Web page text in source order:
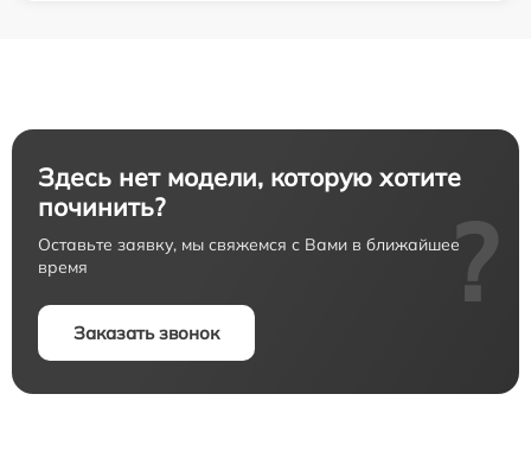
Здесь нет модели, которую хотите
починить?
Оставьте заявку, мы свяжемся с Вами в ближайшее
время
Заказать звонок
?